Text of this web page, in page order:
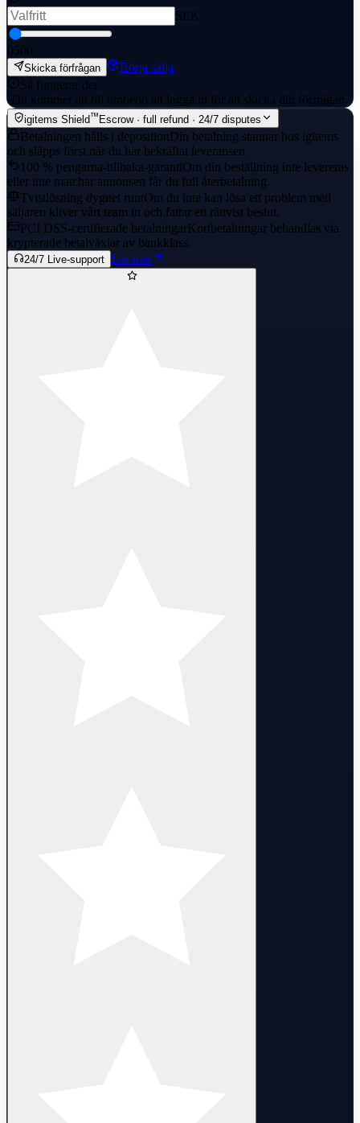
SEK
0500
Skicka förfrågan
Börja sälja
Så fungerar det
· Du kommer att bli ombedd att logga in för att skicka din förfrågan.
igitems Shield™Escrow · full refund · 24/7 disputes
Betalningen hålls i depositionDin betalning stannar hos igitems
och släpps först när du har bekräftat leveransen.
100 % pengarna-tillbaka-garantiOm din beställning inte levereras
eller inte matchar annonsen får du full återbetalning.
Tvistlösning dygnet runtOm du inte kan lösa ett problem med
säljaren kliver vårt team in och fattar ett rättvist beslut.
PCI DSS-certifierade betalningarKortbetalningar behandlas via
krypterade betalväxlar av bankklass.
24/7 Live-support Läs mer